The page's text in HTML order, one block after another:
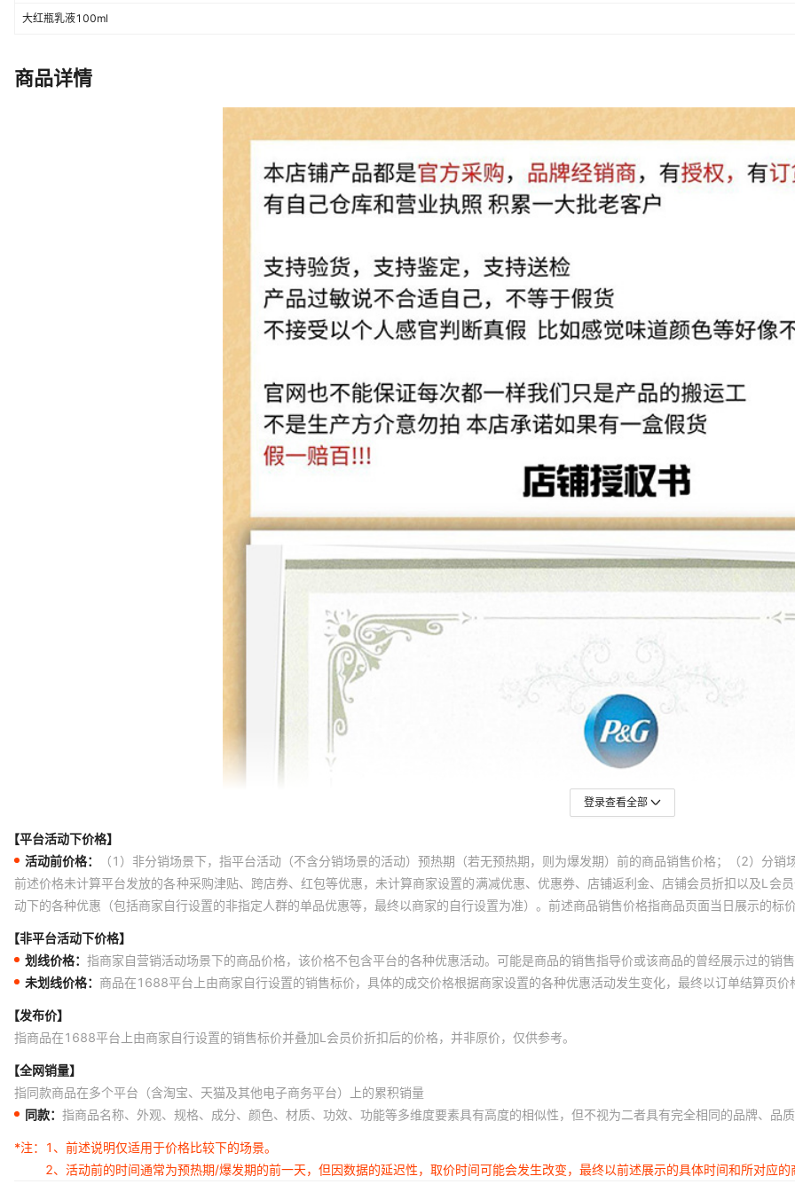
大红瓶乳液100ml
商品详情
登录查看全部
【平台活动下价格】
活动前价格：
（1）非分销场景下，指平台活动（不含分销场景的活动）预热期（若无预热期，则为爆发期）前的商品销售价格；（2）分
前述价格未计算平台发放的各种采购津贴、跨店券、红包等优惠，未计算商家设置的满减优惠、优惠券、店铺返利金、店铺会员折扣以及L会
动下的各种优惠（包括商家自行设置的非指定人群的单品优惠等，最终以商家的自行设置为准）。前述商品销售价格指商品页面当日展示的
【非平台活动下价格】
划线价格： 指商家自营销活动场景下的商品价格，该价格不包含平台的各种优惠活动。可能是商品的销售指导价或该商品的曾经展示过的销
未划线价格： 商品在1688平台上由商家自行设置的销售标价，具体的成交价格根据商家设置的各种优惠活动发生变化，最终以订单结算页价
【发布价】
指商品在1688平台上由商家自行设置的销售标价并叠加L会员价折扣后的价格，并非原价，仅供参考。
【全网销量】
指同款商品在多个平台（含淘宝、天猫及其他电子商务平台）上的累积销量
同款： 指商品名称、外观、规格、成分、颜色、材质、功效、功能等多维度要素具有高度的相似性，但不视为二者具有完全相同的品牌、品
*注：
1、前述说明仅适用于价格比较下的场景。
2、活动前的时间通常为预热期/爆发期的前一天，但因数据的延迟性，取价时间可能会发生改变，最终以前述展示的具体时间和所对应的